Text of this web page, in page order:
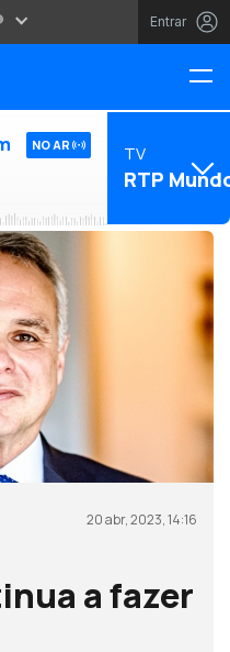
Entrar
NO AR TV
RTP
20 abr, 2023, 14:16
a fazer